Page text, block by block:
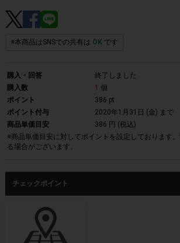
※本商品はSNSでの共有は OKです
購入・回答
終了しました
購入数
1 個
ポイント
386 pt
ポイント付与
2020年1月31日 (金) まで
商品単価目安
386 円 (税込)
※商品単価目安に対してポイントを設定しております
る場合がございます。
チェックポイント